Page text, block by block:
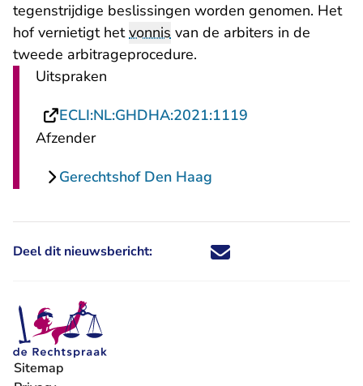
tegenstrijdige beslissingen worden genomen. Het
hof vernietigt hetvonnis van de arbiters in de
tweede arbitrageprocedure.
Uitspraken
ECLI:NL:GHDHA:2021:1119
Afzender
Gerechtshof Den Haag
Deel dit nieuwsbericht: Deel dit nieuwsbericht via X -
Deel dit nieuwsbericht via
Deel dit nieuwsbericht
Deel dit
Sitemap